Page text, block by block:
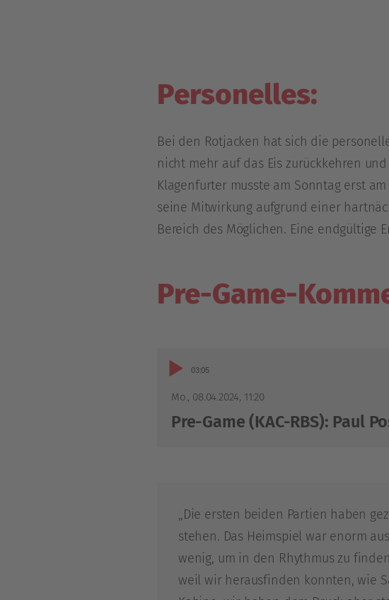
Personelles:
Bei den Rotjacken hat sich die
nicht mehr auf das Eis zurückkehren und
Klagenfurter musste am Sonntag erst
seine Mitwirkung aufgrund einer
Bereich des Möglichen. Eine endgültige
Pre-Game-
Audio-03:05
Mo., 08.04.2024, 11:20
Pre-Game (KAC-RBS): Paul
„Die ersten beiden Partien haben
stehen. Das Heimspiel war enorm
wenig, um in den Rhythmus zu
weil wir herausfinden konnten, wie